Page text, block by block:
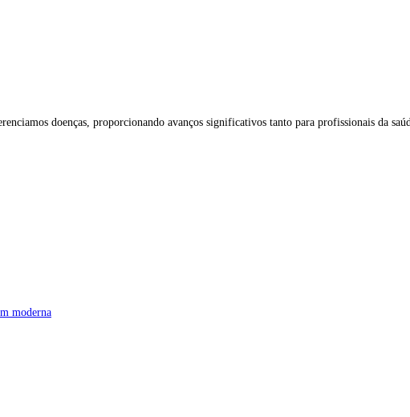
doenças, proporcionando avanços significativos tanto para profissionais da
moderna